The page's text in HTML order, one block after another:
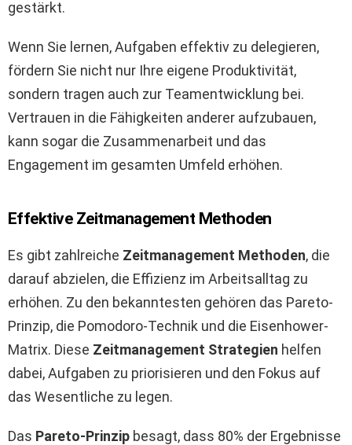
gestärkt.
Wenn Sie lernen, Aufgaben effektiv zu delegieren,
fördern Sie nicht nur Ihre eigene Produktivität,
sondern tragen auch zur Teamentwicklung bei.
Vertrauen in die Fähigkeiten anderer aufzubauen,
kann sogar die Zusammenarbeit und das
Engagement im gesamten Umfeld erhöhen.
Effektive Zeitmanagement Methoden
Es gibt zahlreiche Zeitmanagement Methoden, die
darauf abzielen, die Effizienz im Arbeitsalltag zu
erhöhen. Zu den bekanntesten gehören das Pareto-
Prinzip, die Pomodoro-Technik und die Eisenhower-
Matrix. Diese Zeitmanagement Strategien helfen
dabei, Aufgaben zu priorisieren und den Fokus auf
das Wesentliche zu legen.
Das Pareto-Prinzip besagt, dass 80% der Ergebnisse